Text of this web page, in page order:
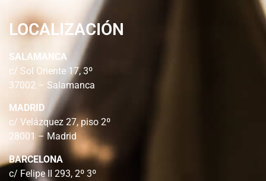
LOCALIZACIÓN
SALAMANCA
c/ Sol Oriente 17, 3º
37002 – Salamanca
MADRID
c/ Velázquez 27, piso 2º
28001 – Madrid
BARCELONA
c/ Felipe II 293, 2º 3º